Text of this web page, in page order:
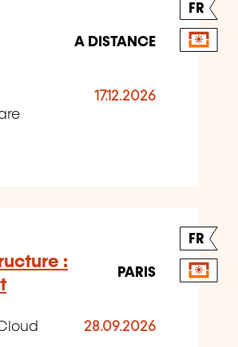
FR
A DISTANCE
17.12.2026
FR
:
PARIS
28.09.2026